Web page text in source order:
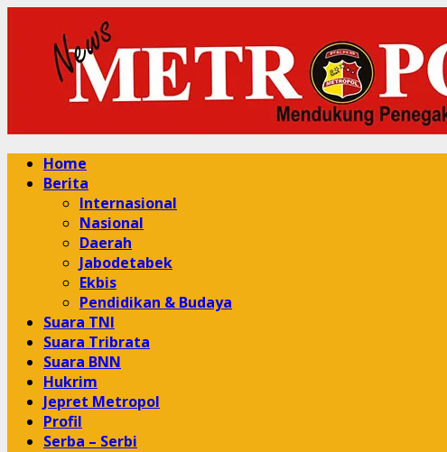
content
Primary
Menu
Home
Berita
Internasional
Nasional
Daerah
Jabodetabek
Ekbis
Pendidikan & Budaya
Suara TNI
Suara Tribrata
Suara BNN
Hukrim
Jepret Metropol
Profil
Serba – Serbi